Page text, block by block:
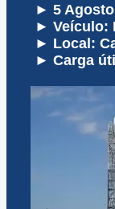
► 5 Agosto
► Veículo:
► Local:
► Carga